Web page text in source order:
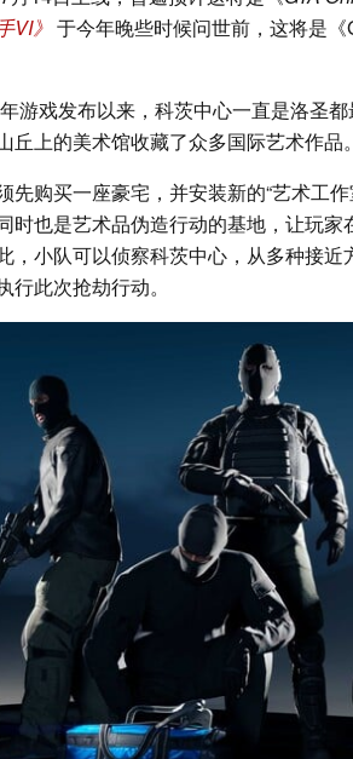
VI》 于今年晚些时候问世前，这将是
游戏发布以来，科茨中心一直是洛圣
丘上的美术馆收藏了众多国际艺术作品
先购买一座豪宅，并安装新的“艺术工
时也是艺术品伪造行动的基地，让玩
，小队可以侦察科茨中心，从多种接
行此次抢劫行动。